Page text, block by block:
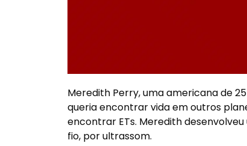
Meredith Perry, uma americana de
queria encontrar vida em outros
encontrar ETs. Meredith
fio, por ultrassom.